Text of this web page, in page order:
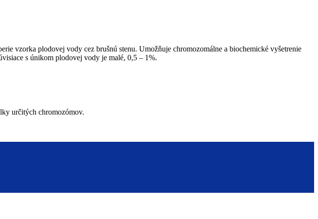
vzorka plodovej vody cez brušnú stenu. Umožňuje chromozomálne a biochemické vyšetrenie
s únikom plodovej vody je malé, 0,5 – 1%.
určitých chromozómov.